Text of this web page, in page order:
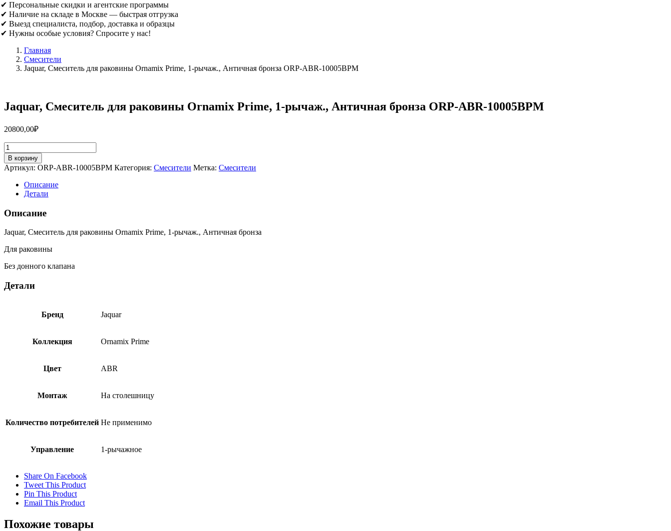
✔ Персональные скидки и агентские программы
✔ Наличие на складе в Москве — быстрая отгрузка
✔ Выезд специалиста, подбор, доставка и образцы
✔ Нужны особые условия? Спросите у нас!
Главная
Смесители
Jaquar, Смеситель для раковины Ornamix Prime, 1-рычаж., Античная бронза ORP-ABR-10005BPM
Jaquar, Смеситель для раковины Ornamix Prime, 1-рычаж., Античная бронза ORP-ABR-10005BPM
20800,00₽
Количество
товара
Jaquar,
Смеситель
раковины
Ornamix
Prime,
1-
Античная
бронза
ORP-
ABR-
10005BPM
В корзину
Артикул: ORP-ABR-10005BPM Категория: Смесители Метка: Смесители
Описание
Детали
Описание
Jaquar, Смеситель для раковины Ornamix Prime, 1-рычаж., Античная бронза
Для раковины
Без донного клапана
Детали
Бренд Jaquar
Коллекция Ornamix Prime
Цвет ABR
Монтаж На столешницу
Количество потребителей Не применимо
Управление 1-рычажное
Share On Facebook
Tweet This Product
Pin This Product
Email This Product
Похожие товары